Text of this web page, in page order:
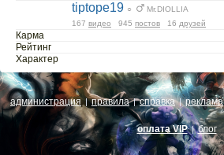
tiptope19 ○
Mr.DIOLLIA
167 видео 945 постов 16 друзей
Карма
Рейтинг
Характер
администрация |правила|справка|реклама
оплата VIP|блог